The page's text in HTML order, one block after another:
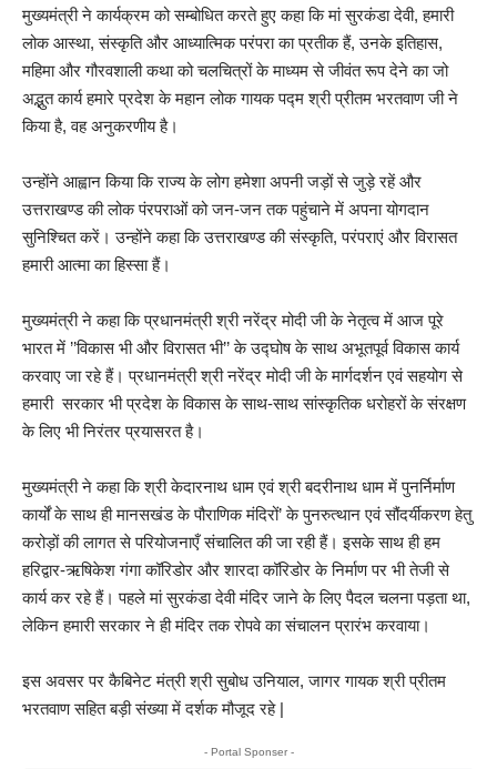
मुख्यमंत्री ने कार्यक्रम को सम्बोधित करते हुए कहा कि मां सुरकंडा देवी, हमारी
लोक आस्था, संस्कृति और आध्यात्मिक परंपरा का प्रतीक हैं, उनके इतिहास,
महिमा और गौरवशाली कथा को चलचित्रों के माध्यम से जीवंत रूप देने का जो
अद्भुत कार्य हमारे प्रदेश के महान लोक गायक पद्म श्री प्रीतम भरतवाण जी ने
किया है, वह अनुकरणीय है।
उन्होंने आह्वान किया कि राज्य के लोग हमेशा अपनी जड़ों से जुड़े रहें और
उत्तराखण्ड की लोक पंरपराओं को जन-जन तक पहुंचाने में अपना योगदान
सुनिश्चित करें। उन्होंने कहा कि उत्तराखण्ड की संस्कृति, परंपराएं और विरासत
हमारी आत्मा का हिस्सा हैं।
मुख्यमंत्री ने कहा कि प्रधानमंत्री श्री नरेंद्र मोदी जी के नेतृत्व में आज पूरे
भारत में ’’विकास भी और विरासत भी’’ के उद्घोष के साथ अभूतपूर्व विकास कार्य
करवाए जा रहे हैं। प्रधानमंत्री श्री नरेंद्र मोदी जी के मार्गदर्शन एवं सहयोग से
हमारी सरकार भी प्रदेश के विकास के साथ-साथ सांस्कृतिक धरोहरों के संरक्षण
के लिए भी निरंतर प्रयासरत है।
मुख्यमंत्री ने कहा कि श्री केदारनाथ धाम एवं श्री बदरीनाथ धाम में पुनर्निर्माण
कार्यों के साथ ही मानसखंड के पौराणिक मंदिरों’ के पुनरुत्थान एवं सौंदर्यीकरण हेतु
करोड़ों की लागत से परियोजनाएँ संचालित की जा रही हैं। इसके साथ ही हम
हरिद्वार-ऋषिकेश गंगा कॉरिडोर और शारदा कॉरिडोर के निर्माण पर भी तेजी से
कार्य कर रहे हैं। पहले मां सुरकंडा देवी मंदिर जाने के लिए पैदल चलना पड़ता था,
लेकिन हमारी सरकार ने ही मंदिर तक रोपवे का संचालन प्रारंभ करवाया।
इस अवसर पर कैबिनेट मंत्री श्री सुबोध उनियाल, जागर गायक श्री प्रीतम
भरतवाण सहित बड़ी संख्या में दर्शक मौजूद रहे |
- Portal Sponser -